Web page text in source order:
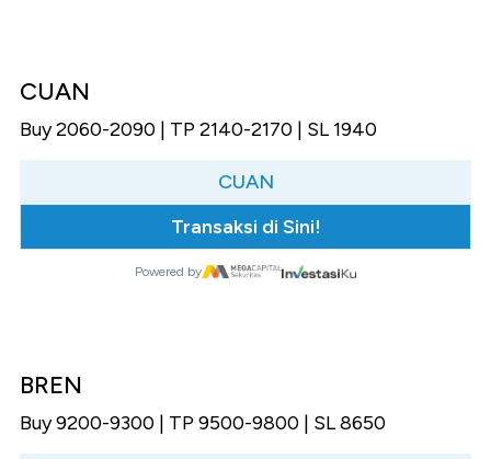
CUAN
Buy 2060-2090 | TP 2140-2170 | SL 1940
CUAN
Transaksi di Sini!
Powered by
BREN
Buy 9200-9300 | TP 9500-9800 | SL 8650